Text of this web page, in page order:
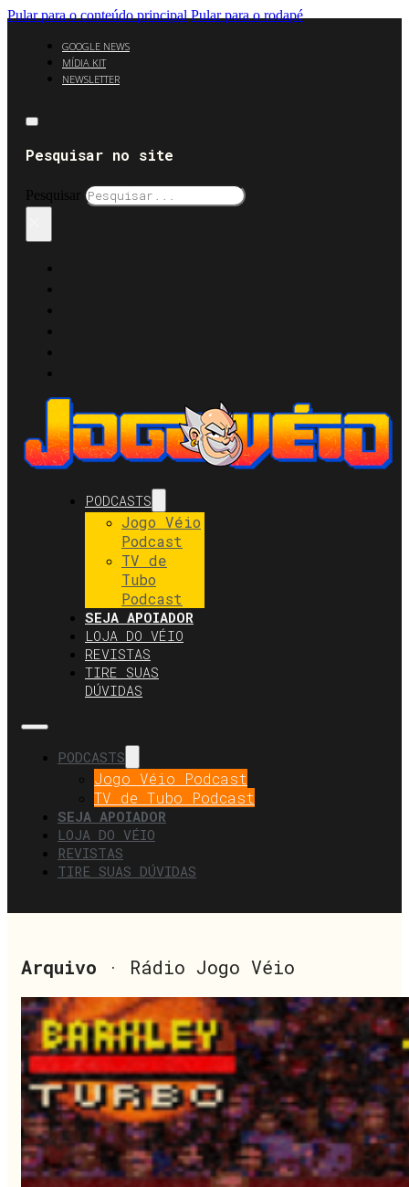
Pular para o conteúdo principal Pular para o rodapé
GOOGLE NEWS
MÍDIA KIT
NEWSLETTER
Pesquisar no site
Pesquisar
PODCASTS
Jogo Véio
Podcast
TV de
Tubo
Podcast
SEJA APOIADOR
LOJA DO VÉIO
REVISTAS
TIRE SUAS
DÚVIDAS
PODCASTS
Jogo Véio Podcast
TV de Tubo Podcast
SEJA APOIADOR
LOJA DO VÉIO
REVISTAS
TIRE SUAS DÚVIDAS
Arquivo · Rádio Jogo Véio